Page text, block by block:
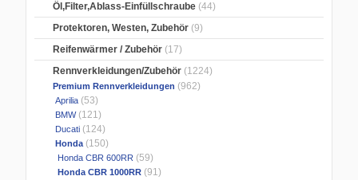
Öl,Filter,Ablass-Einfüllschraube (44)
Protektoren, Westen, Zubehör (9)
Reifenwärmer / Zubehör (17)
Rennverkleidungen/Zubehör (1224)
Premium Rennverkleidungen (962)
Aprilia (53)
BMW(121)
Ducati (124)
Honda(150)
Honda CBR 600RR (59)
Honda CBR 1000RR (91)